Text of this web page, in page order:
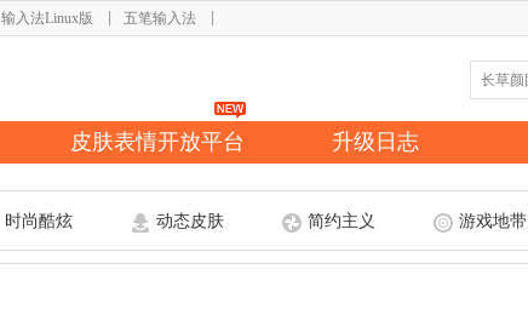
输入法Linux版 五笔输入法
皮肤表情开放平台 升级日志
时尚酷炫 动态皮肤 简约主义 游戏地带